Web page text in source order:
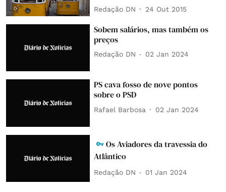
Redação DN 24 Out 2015
Sobem salários, mas também os
preços
Redação DN 02 Jan 2024
PS cava fosso de nove pontos
sobre o PSD
Rafael Barbosa 02 Jan 2024
Os Aviadores da travessia do
Atlântico
Redação DN 01 Jan 2024